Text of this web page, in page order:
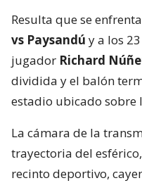
Resulta que se
vs Paysandú y a los
jugador Richard
dividida y el balón
estadio ubicado sobre
La cámara de la
trayectoria del
recinto deportivo,